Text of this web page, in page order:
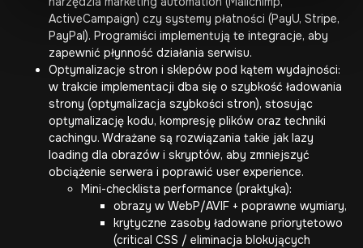
ActiveCampaign) czy systemy płatności (PayU, Stripe,
PayPal). Programiści implementują te integracje, aby
zapewnić płynność działania serwisu.
Optymalizacje stron i sklepów pod kątem wydajności:
w trakcie implementacji dba się o szybkość ładowania
strony (optymalizacja szybkości stron), stosując
optymalizację kodu, kompresję plików oraz techniki
cachingu. Wdrażane są rozwiązania takie jak lazy
loading dla obrazów i skryptów, aby zmniejszyć
obciążenie serwera i poprawić user experience.
Mini-checklista performance (praktyka):
obrazy w WebP/AVIF + poprawne wymiary,
krytyczne zasoby ładowane priorytetowo
(critical CSS / eliminacja blokujących